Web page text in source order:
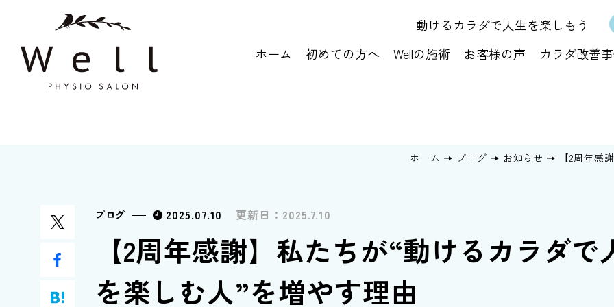
動けるカラダで人生を楽しもう
ホーム
初めての方へ Wellの施術 お客様の声 カラダ改善
ホーム ブログ お知らせ 【2周年感
ブログ 2025.07.10 更新日： 2025.7.10
【2周年感謝】私たちが“動けるカラダで
を楽しむ人”を増やす理由